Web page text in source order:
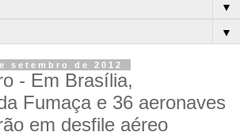
▼
▼
setembro de 2012
- Em Brasília,
Fumaça e 36 aeronaves
em desfile aéreo